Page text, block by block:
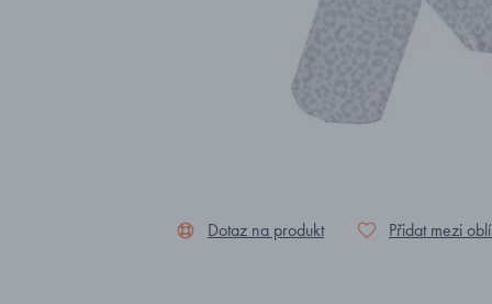
Dotaz na produkt Přidat mezi